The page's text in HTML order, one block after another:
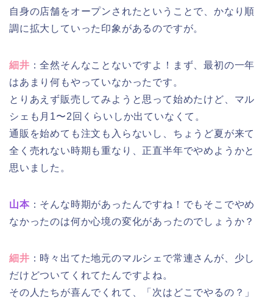
自身の店舗をオープンされたということで、かなり順
調に拡大していった印象があるのですが。
細井 ：全然そんなことないですよ！まず、最初の一年
はあまり何もやっていなかったです。
とりあえず販売してみようと思って始めたけど、マル
シェも月1〜2回くらいしか出ていなくて。
通販を始めても注文も入らないし、ちょうど夏が来て
全く売れない時期も重なり、正直半年でやめようかと
思いました。
山本：そんな時期があったんですね！でもそこでやめ
なかったのは何か心境の変化があったのでしょうか？
細井 ：時々出てた地元のマルシェで常連さんが、少し
だけどついてくれてたんですよね。
その人たちが喜んでくれて、「次はどこでやるの？」